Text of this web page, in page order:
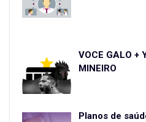
VOCÊ GALO +
MINEIRO
Planos de